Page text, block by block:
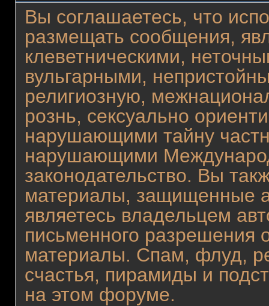
Вы соглашаетесь, что
размещать сообщения,
клеветническими,
вульгарными,
религиозную,
рознь, сексуально
нарушающими тайну
нарушающими
законодательство. Вы
материалы, защищенные
являетесь владельцем
письменного разрешения
материалы. Спам, флуд,
счастья, пирамиды и
на этом форуме.